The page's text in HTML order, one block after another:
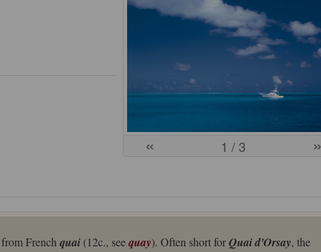
« 1 / 3 »
French quai (12c., seequay). Often short forQuai d'Orsay, the